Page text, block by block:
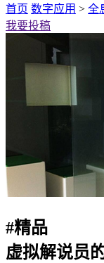
首页 数字应用 > 全
我要投稿
#精品
虚拟解说员